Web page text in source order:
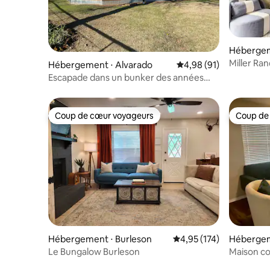
Hébergement ⋅ Alvarado Évaluation moyenne
4,98 (91)
Escapade dans un bunker des années
Miller
Coup de cœur voyageurs
Coup de cœur voyageurs
Hébergement ⋅ Burleson Évaluation moyenne
4,95 (174)
Le Bungalow Burleson
Coup
Coup
Maison